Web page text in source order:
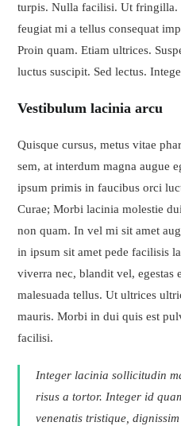
turpis. Nulla facilisi. Ut fringilla.
feugiat mi a tellus consequat
Proin quam. Etiam ultrices.
luctus suscipit. Sed lectus.
Vestibulum lacinia arcu
Quisque cursus, metus vitae
sem, at interdum magna augue
ipsum primis in faucibus orci
Curae; Morbi lacinia molestie
non quam. In vel mi sit amet
in ipsum sit amet pede facilisis
viverra nec, blandit vel, egestas
malesuada tellus. Ut ultrices
mauris. Morbi in dui quis est
facilisi.
Integer lacinia sollicitudin
risus a tortor. Integer id
venenatis tristique,